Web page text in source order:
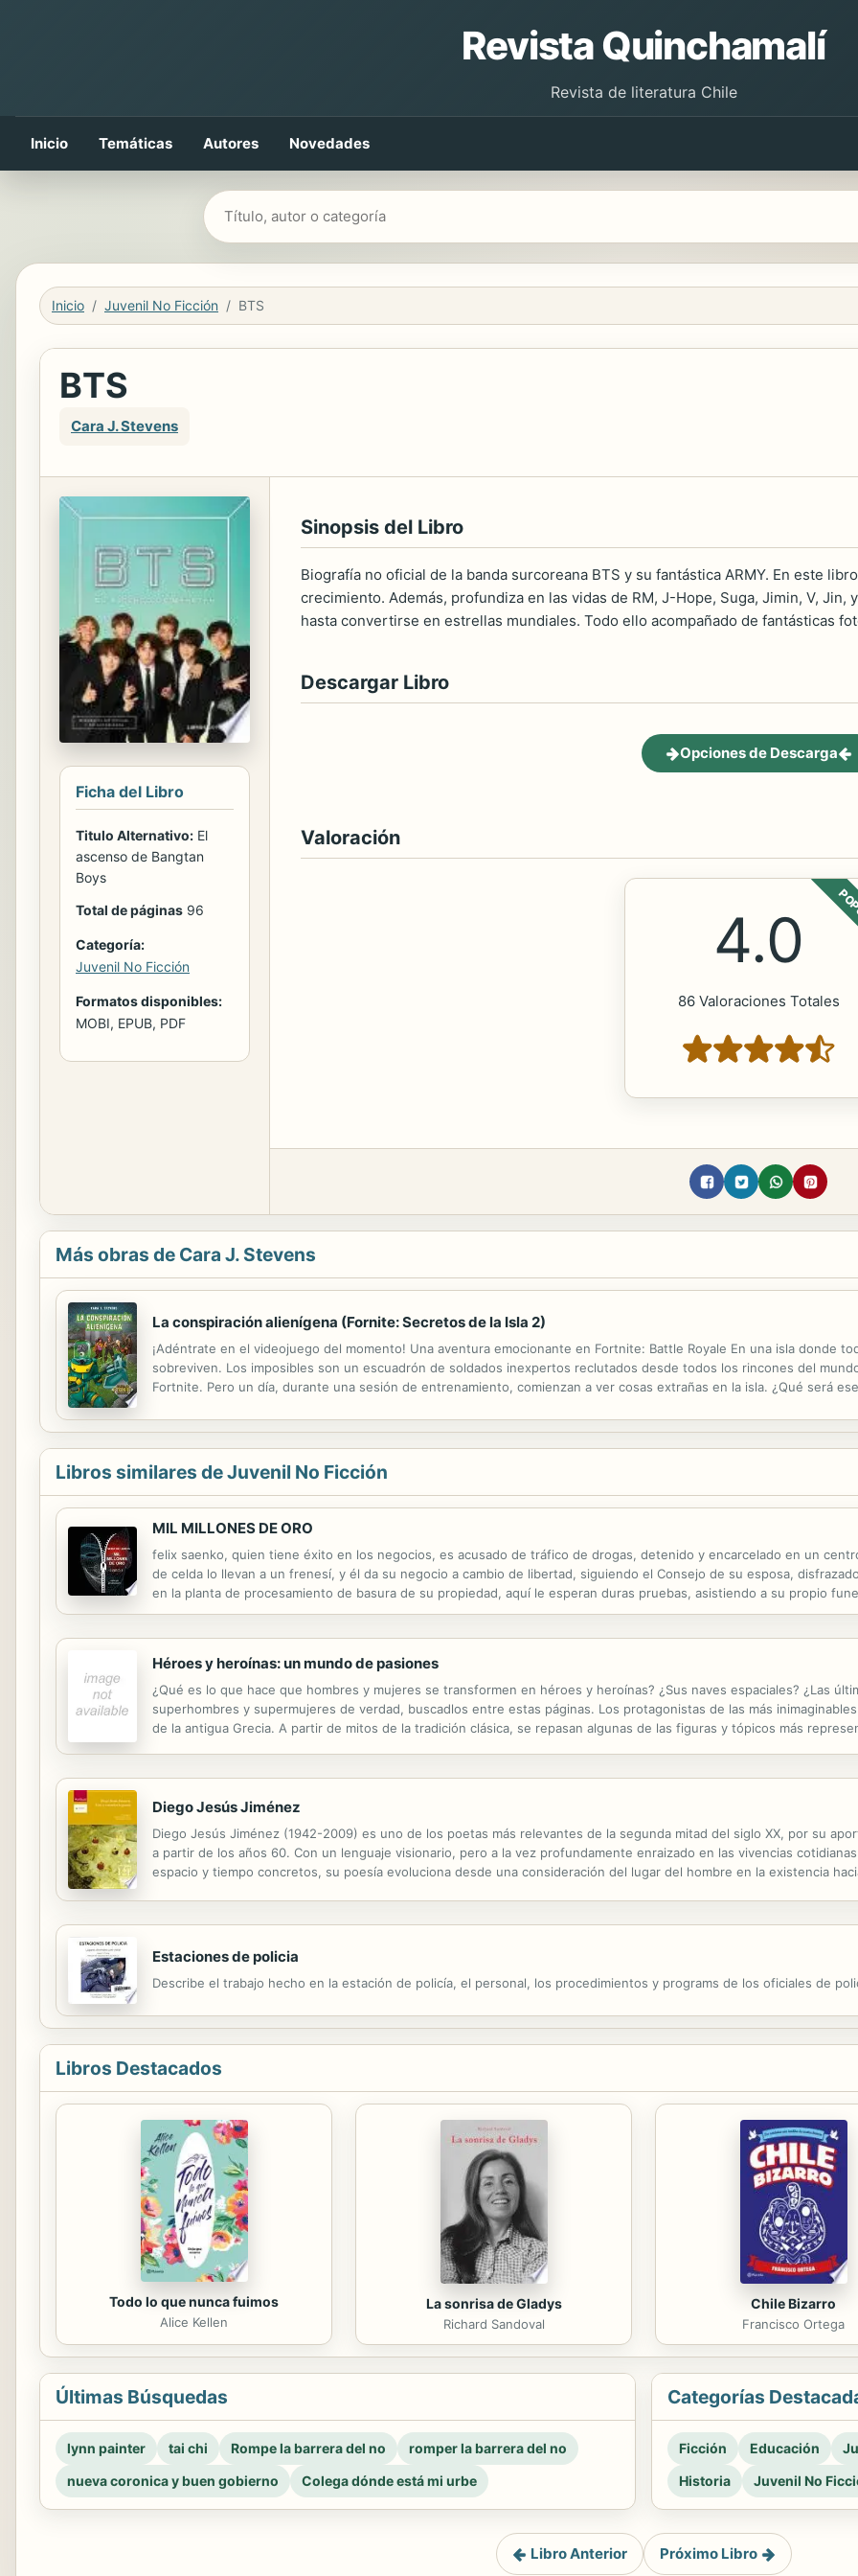
Revista Quinchamalí
Revista de literatura Chile
Inicio Temáticas Autores Novedades
Buscar libros
Inicio Juvenil No Ficción BTS
BTS
Cara J. Stevens
Ficha del Libro
Titulo Alternativo: El
ascenso de Bangtan
Boys
Total de páginas 96
Categoría:
Juvenil No Ficción
Formatos disponibles:
MOBI, EPUB, PDF
Sinopsis del Libro
Biografía no oficial de la banda surcoreana BTS y su fantástica ARMY. En este
crecimiento. Además, profundiza en las vidas de RM, J-Hope, Suga, Jimin, V,
hasta convertirse en estrellas mundiales. Todo ello acompañado de fantásticas
Descargar Libro
Opciones de Descarga
Valoración
4.0
86 Valoraciones Totales
Más obras de Cara J. Stevens
La conspiración alienígena (Fornite: Secretos de la Isla 2)
¡Adéntrate en el videojuego del momento! Una aventura emocionante en Fortnite: Battle Royale En una isla donde
sobreviven. Los imposibles son un escuadrón de soldados inexpertos reclutados desde todos los rincones del
Fortnite. Pero un día, durante una sesión de entrenamiento, comienzan a ver cosas extrañas en la isla. ¿Qué será
Libros similares de Juvenil No Ficción
MIL MILLONES DE ORO
felix saenko, quien tiene éxito en los negocios, es acusado de tráfico de drogas, detenido y encarcelado en un
de celda lo llevan a un frenesí, y él da su negocio a cambio de libertad, siguiendo el Consejo de su esposa,
en la planta de procesamiento de basura de su propiedad, aquí le esperan duras pruebas, asistiendo a su propio
sucedió es solo bueno una puesta en escena cuyo objetivo es la eliminación física y la posesión de la propiedad,
Héroes y heroínas: un mundo de pasiones
¿Qué es lo que hace que hombres y mujeres se transformen en héroes y heroínas? ¿Sus naves espaciales? ¿Las
superhombres y supermujeres de verdad, buscadlos entre estas páginas. Los protagonistas de las más
de la antigua Grecia. A partir de mitos de la tradición clásica, se repasan algunas de las figuras y tópicos más
Diego Jesús Jiménez
Diego Jesús Jiménez (1942-2009) es uno de los poetas más relevantes de la segunda mitad del siglo XX, por su
a partir de los años 60. Con un lenguaje visionario, pero a la vez profundamente enraizado en las vivencias
espacio y tiempo concretos, su poesía evoluciona desde una consideración del lugar del hombre en la existencia
Estaciones de policia
Describe el trabajo hecho en la estación de policía, el personal, los procedimientos y programs de los oficiales de
Libros Destacados
Todo lo que nunca fuimos
Alice Kellen
La sonrisa de Gladys
Richard Sandoval
Chile Bizarro
Francisco Ortega
Últimas Búsquedas
lynn painter tai chi Rompe la barrera del no
romper la barrera del no
nueva coronica y buen gobierno
Colega dónde está mi urbe
Categorías
Ficción Educación
Historia
Juvenil No
Libro Anterior Próximo Libro